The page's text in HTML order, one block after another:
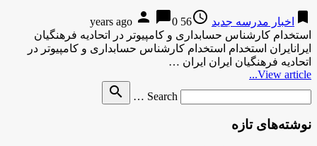
bookmark اخبار مدرسه جدید access_time
56 years ago
person chat_bubble0
استخدام کارشناس حسابداری و کامپیوتر در اتحادیه فرهنگیان
ایرانایران استخدام استخدام کارشناس حسابداری و کامپیوتر در
اتحادیه فرهنگیان ایران ایران …
View article...
Search …
search
نوشته‌های تازه